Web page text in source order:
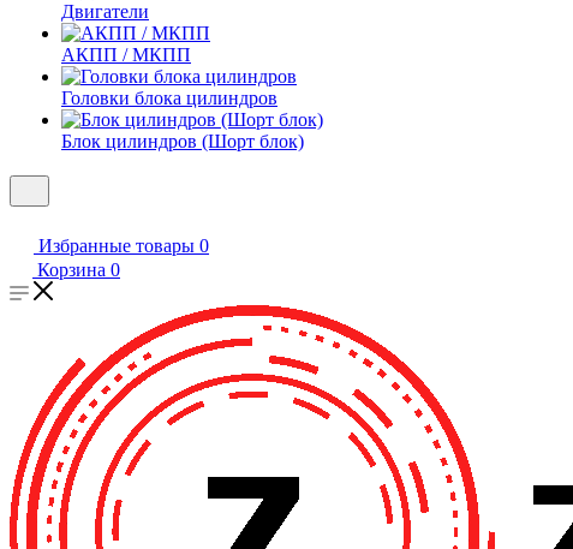
Двигатели
АКПП / МКПП
Головки блока цилиндров
Блок цилиндров (Шорт блок)
Избранные товары 0
Корзина 0